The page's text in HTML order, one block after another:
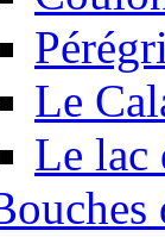
Le
Le lac